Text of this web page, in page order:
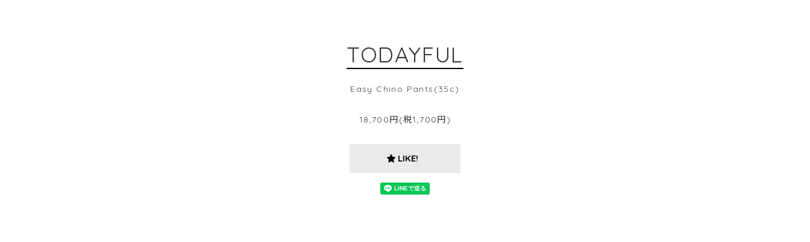
TODAYFUL
Easy Chino Pants(35c)
18,700円(税1,700円)
LIKE!